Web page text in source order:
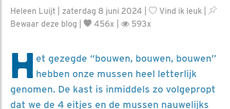
Heleen Luijt | zaterdag 8 juni 2024 | Vind ik leuk
Bewaar deze blog
456x | 593x
H et gezegde “bouwen, bouwen, bouwen”
hebben onze mussen heel letterlijk
genomen. De kast is inmiddels zo volgepropt
dat we de 4 eitjes en de mussen nauwelijks